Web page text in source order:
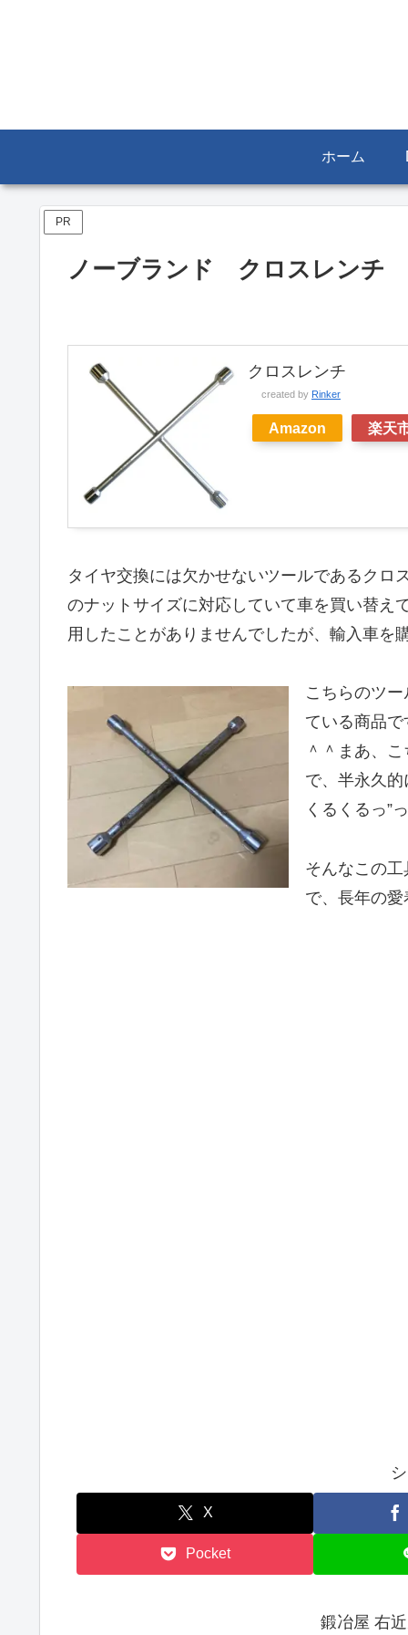
ホーム
PR
ノーブランド クロスレンチ
クロスレンチ
created by Rinker
Amazon 楽天
タイヤ交換には欠かせないツールであるクロ
のナットサイズに対応していて車を買い替え
用したことがありませんでしたが、輸入車を
こちらのツ
ている商品
＾＾まあ、
で、半永久
くるくるっ”
そんなこの
で、長年の
X
Pocket
鍛冶屋 右